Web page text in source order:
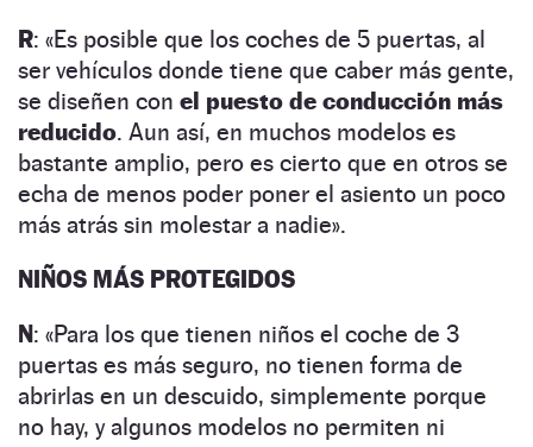
R: «Es posible que los coches de 5 puertas, al
ser vehículos donde tiene que caber más gente,
se diseñen con el puesto de conducción más
reducido. Aun así, en muchos modelos es
bastante amplio, pero es cierto que en otros se
echa de menos poder poner el asiento un poco
más atrás sin molestar a nadie».
NIÑOS MÁS PROTEGIDOS
N: «Para los que tienen niños el coche de 3
puertas es más seguro, no tienen forma de
abrirlas en un descuido, simplemente porque
no hay, y algunos modelos no permiten ni